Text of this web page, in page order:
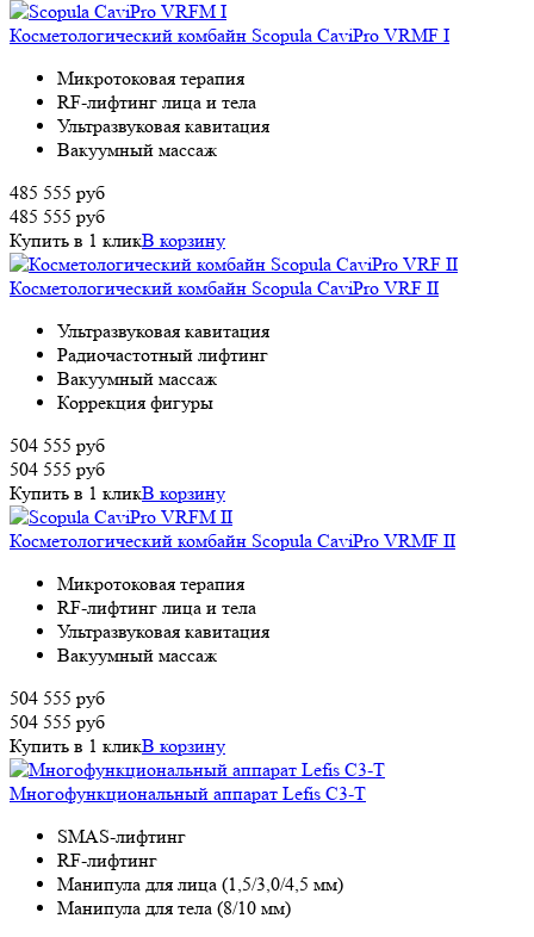
Косметологический комбайн Scopula CaviPro VRMF I
Микротоковая терапия
RF-лифтинг лица и тела
Ультразвуковая кавитация
Вакуумный массаж
485 555 руб
485 555 руб
Купить в 1 кликВ корзину
Косметологический комбайн Scopula CaviPro VRF II
Ультразвуковая кавитация
Радиочастотный лифтинг
Вакуумный массаж
Коррекция фигуры
504 555 руб
504 555 руб
Купить в 1 кликВ корзину
Косметологический комбайн Scopula CaviPro VRMF II
Микротоковая терапия
RF-лифтинг лица и тела
Ультразвуковая кавитация
Вакуумный массаж
504 555 руб
504 555 руб
Купить в 1 кликВ корзину
Многофункциональный аппарат Lefis C3-T
SMAS-лифтинг
RF-лифтинг
Манипула для лица (1,5/3,0/4,5 мм)
Манипула для тела (8/10 мм)